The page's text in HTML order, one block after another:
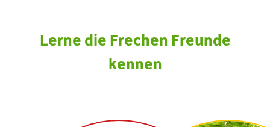
Lerne die Frechen Freunde
kennen